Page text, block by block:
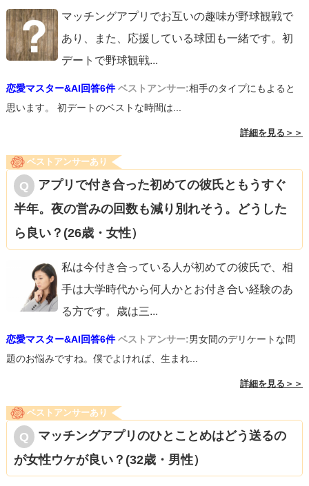
マッチングアプリでお互いの趣味が野球観戦で
あり、また、応援している球団も一緒です。初
デートで野球観戦...
恋愛マスター&AI回答6件 ベストアンサー:相手のタイプにもよると
思います。 初デートのベストな時間は...
詳細を見る＞＞
ベストアンサーあり
アプリで付き合った初めての彼氏ともうすぐ
半年。夜の営みの回数も減り別れそう。どうした
ら良い？(26歳・女性）
私は今付き合っている人が初めての彼氏で、相
手は大学時代から何人かとお付き合い経験のあ
る方です。歳は三...
恋愛マスター&AI回答6件 ベストアンサー:男女間のデリケートな問
題のお悩みですね。僕でよければ、生まれ...
詳細を見る＞＞
ベストアンサーあり
マッチングアプリのひとことめはどう送るの
が女性ウケが良い？(32歳・男性）